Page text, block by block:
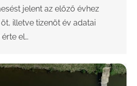
jelent az előző évhez
illetve tizenöt év adatai
el…